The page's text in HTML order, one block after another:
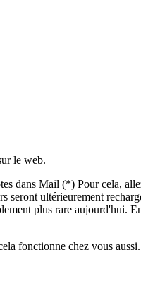
le web.
dans Mail (*) Pour cela,
ultérieurement
plus rare
fonctionne chez vous aussi.